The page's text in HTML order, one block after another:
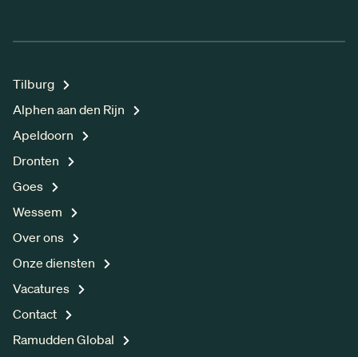
Tilburg
Alphen aan den Rijn
Apeldoorn
Dronten
Goes
Wessem
Over ons
Onze diensten
Vacatures
Contact
Ramudden Global